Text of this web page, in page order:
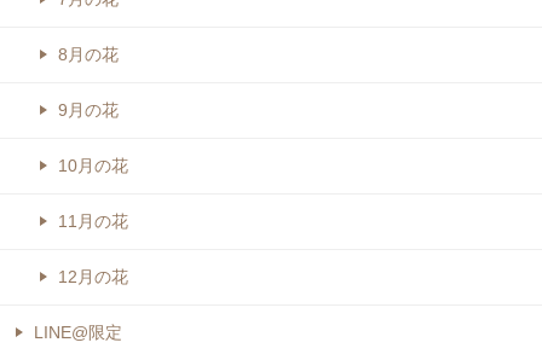
8月の花
9月の花
10月の花
11月の花
12月の花
LINE@限定